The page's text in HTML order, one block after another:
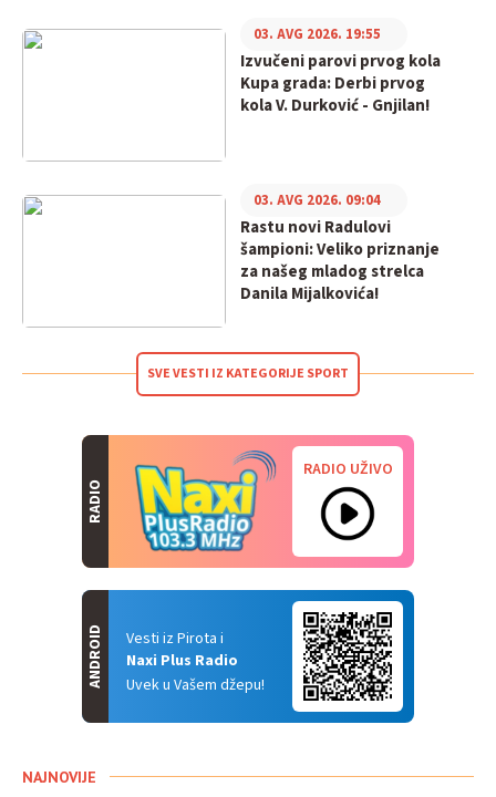
Izvučeni parovi prvog kola
Kupa grada: Derbi prvog
kola V. Durković - Gnjilan!
03. AVG 2026. 19:55
Rastu novi Radulovi
šampioni: Veliko priznanje
za našeg mladog strelca
Danila Mijalkovića!
03. AVG 2026. 09:04
SVE VESTI IZ KATEGORIJE SPORT
RADIO
RADIO UŽIVO
Vesti iz Pirota i
Naxi Plus Radio
Uvek u Vašem džepu!
ANDROID
NAJNOVIJE